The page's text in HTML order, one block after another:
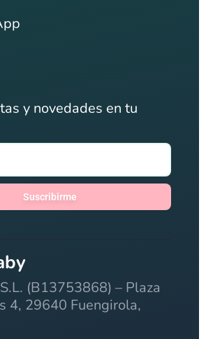
y novedades en tu
Suscribirme
(B13753868) – Plaza
4, 29640 Fuengirola,